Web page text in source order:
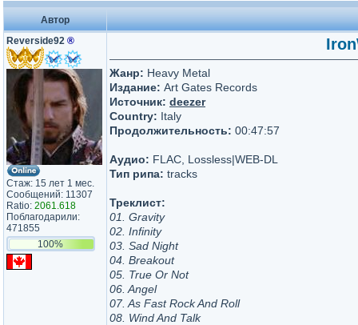
Автор
Reverside92 ®
Стаж: 15 лет 1 мес.
Сообщений: 11307
Ratio: 2061.618
Поблагодарили:
471855
100%
Жанр: Heavy Metal
Издание: Art Gates Records
Источник: deezer
Country: Italy
Продолжительность: 00:47:57
Аудио: FLAC, Lossless|WEB-DL
Тип рипа: tracks
Треклист:
01. Gravity
02. Infinity
03. Sad Night
04. Breakout
05. True Or Not
06. Angel
07. As Fast Rock And Roll
08. Wind And Talk